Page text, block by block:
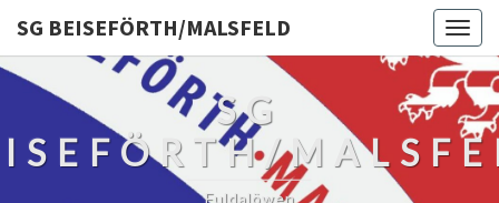
SG BEISEFÖRTH/MALSFELD
SG
Fuldalöwen